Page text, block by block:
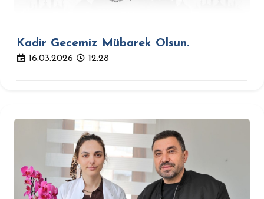
Kadir Gecemiz Mübarek Olsun.
16.03.2026 12:28